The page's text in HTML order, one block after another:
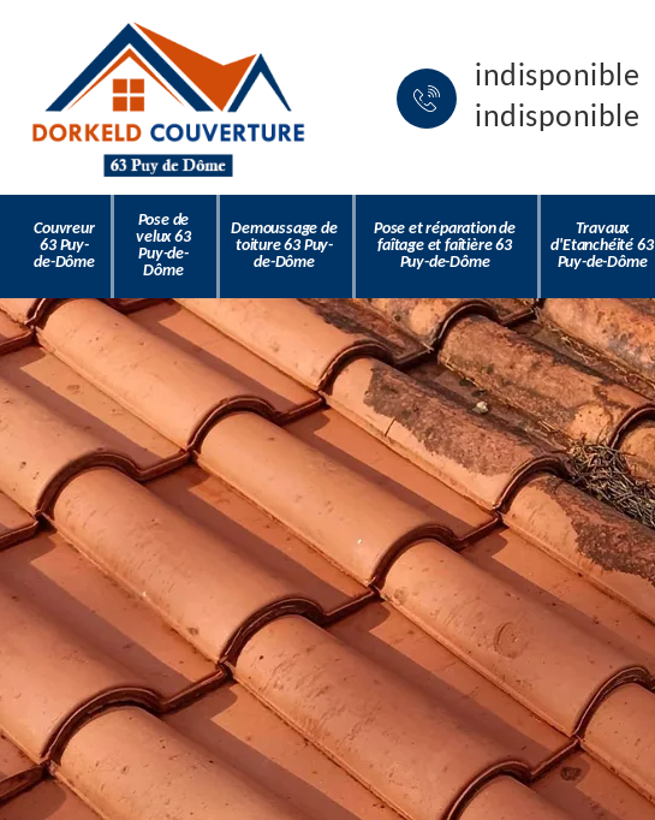
indisponible
indisponible
Couvreur
63 Puy-
de-Dôme
Pose de
velux 63
Puy-de-
Dôme
Demoussage de
toiture 63 Puy-
de-Dôme
Pose et réparation de
faîtage et faîtière 63
Puy-de-Dôme
Travaux
d'Etanchéité 63
Puy-de-Dôme